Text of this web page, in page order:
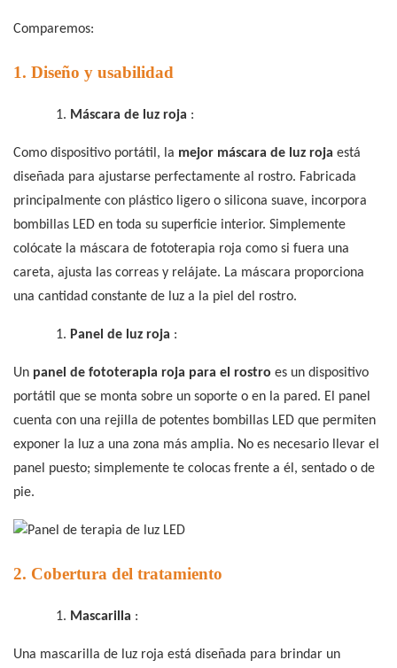
Comparemos:
1. Diseño y usabilidad
1. Máscara de luz roja :
Como dispositivo portátil, la mejor máscara de luz roja está
diseñada para ajustarse perfectamente al rostro. Fabricada
principalmente con plástico ligero o silicona suave, incorpora
bombillas LED en toda su superficie interior. Simplemente
colócate la máscara de fototerapia roja como si fuera una
careta, ajusta las correas y relájate. La máscara proporciona
una cantidad constante de luz a la piel del rostro.
1. Panel de luz roja :
Un panel de fototerapia roja para el rostro es un dispositivo
portátil que se monta sobre un soporte o en la pared. El panel
cuenta con una rejilla de potentes bombillas LED que permiten
exponer la luz a una zona más amplia. No es necesario llevar el
panel puesto; simplemente te colocas frente a él, sentado o de
pie.
2. Cobertura del tratamiento
1. Mascarilla :
Una mascarilla de luz roja está diseñada para brindar un